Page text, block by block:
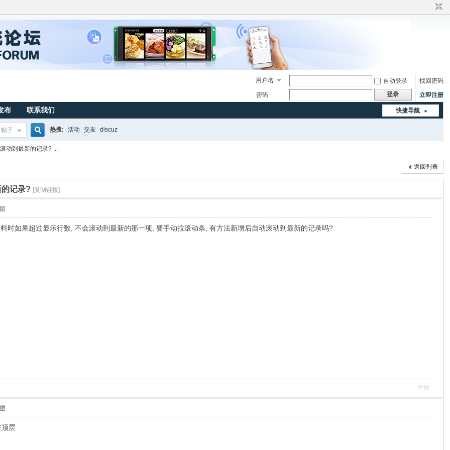
用户名 自动登录
找回密码
密码
登录 立即注册
快捷导航
布 联系我们
帖子
搜
索
热搜: 活动 交友 discuz
动到最新的记录? ...
返回列表
记录? [复制链接]
时如果超过显示行数, 不会滚动到最新的那一项, 要手动拉滚动条, 有方法新增后自动滚动到最新的记录吗?
举报
顶层